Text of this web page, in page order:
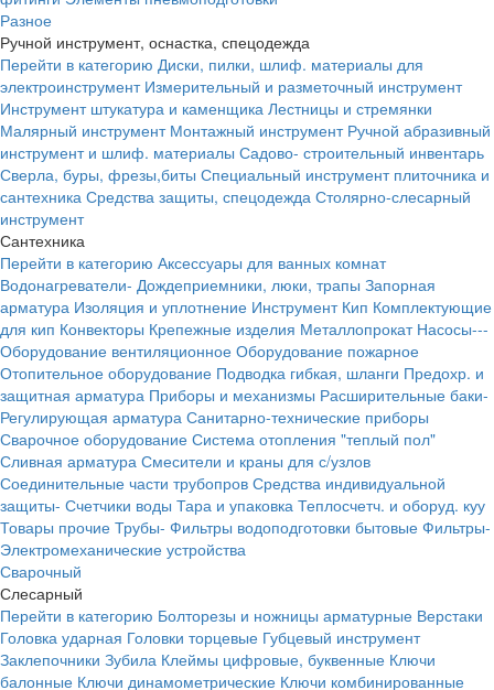
Разное
Ручной инструмент, оснастка, спецодежда
Перейти в категорию Диски, пилки, шлиф. материалы для
электроинструмент Измерительный и разметочный инструмент
Инструмент штукатура и каменщика Лестницы и стремянки
Малярный инструмент Монтажный инструмент Ручной абразивный
инструмент и шлиф. материалы Садово- строительный инвентарь
Сверла, буры, фрезы,биты Специальный инструмент плиточника и
сантехника Средства защиты, спецодежда Столярно-слесарный
инструмент
Сантехника
Перейти в категорию Аксессуары для ванных комнат
Водонагреватели- Дождеприемники, люки, трапы Запорная
арматура Изоляция и уплотнение Инструмент Кип Комплектующие
для кип Конвекторы Крепежные изделия Металлопрокат Насосы---
Оборудование вентиляционное Оборудование пожарное
Отопительное оборудование Подводка гибкая, шланги Предохр. и
защитная арматура Приборы и механизмы Расширительные баки-
Регулирующая арматура Санитарно-технические приборы
Сварочное оборудование Система отопления "теплый пол"
Сливная арматура Смесители и краны для с/узлов
Соединительные части трубопров Средства индивидуальной
защиты- Счетчики воды Тара и упаковка Теплосчетч. и оборуд. куу
Товары прочие Трубы- Фильтры водоподготовки бытовые Фильтры-
Электромеханические устройства
Сварочный
Слесарный
Перейти в категорию Болторезы и ножницы арматурные Верстаки
Головка ударная Головки торцевые Губцевый инструмент
Заклепочники Зубила Клеймы цифровые, буквенные Ключи
балонные Ключи динамометрические Ключи комбинированные